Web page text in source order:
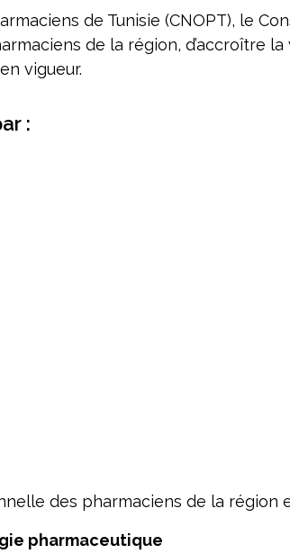
de Tunisie (CNOPT), le
de la région, d’accroître
vigueur.
:
des pharmaciens de la région
pharmaceutique